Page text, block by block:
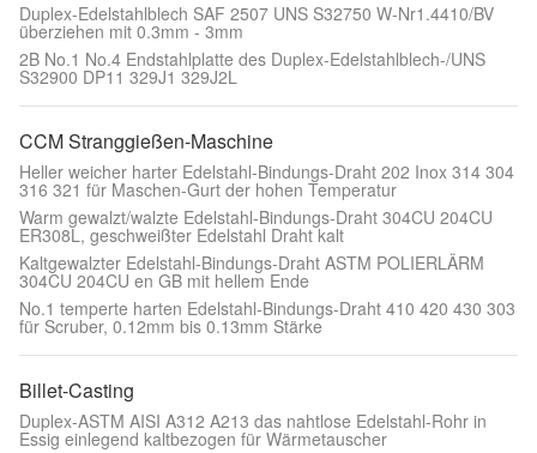
Duplex-Edelstahlblech SAF 2507 UNS S32750 W-Nr1.4410/BV
überziehen mit 0.3mm - 3mm
2B No.1 No.4 Endstahlplatte des Duplex-Edelstahlblech-/UNS
S32900 DP11 329J1 329J2L
CCM Stranggießen-Maschine
Heller weicher harter Edelstahl-Bindungs-Draht 202 Inox 314 304
316 321 für Maschen-Gurt der hohen Temperatur
Warm gewalzt/walzte Edelstahl-Bindungs-Draht 304CU 204CU
ER308L, geschweißter Edelstahl Draht kalt
Kaltgewalzter Edelstahl-Bindungs-Draht ASTM POLIERLÄRM
304CU 204CU en GB mit hellem Ende
No.1 temperte harten Edelstahl-Bindungs-Draht 410 420 430 303
für Scruber, 0.12mm bis 0.13mm Stärke
Billet-Casting
Duplex-ASTM AISI A312 A213 das nahtlose Edelstahl-Rohr in
Essig einlegend kaltbezogen für Wärmetauscher